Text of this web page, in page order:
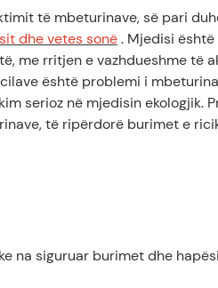
të mbeturinave, së pari
dhe vetes sonë. Mjedisi është
me rritjen e vazhdueshme
është problemi i
serioz në mjedisin
të ripërdorë burimet e
na siguruar burimet dhe